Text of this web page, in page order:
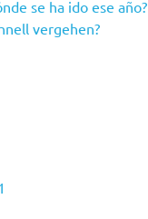
se ha ido ese
vergehen?